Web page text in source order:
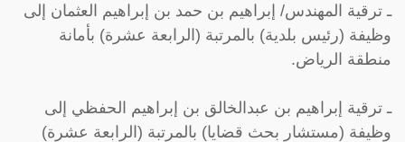
ـ ترقية المهندس/ إبراهيم بن حمد بن إبراهيم العثمان إلى
وظيفة (رئيس بلدية) بالمرتبة (الرابعة عشرة) بأمانة
منطقة الرياض.
ـ ترقية إبراهيم بن عبدالخالق بن إبراهيم الحفظي إلى
وظيفة (مستشار بحث قضايا) بالمرتبة (الرابعة عشرة)